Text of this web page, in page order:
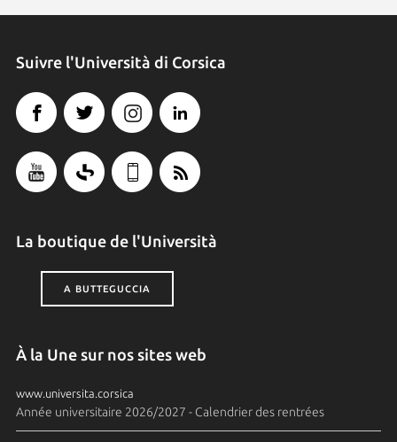
Suivre l'Università di Corsica
La boutique de l'Università
A BUTTEGUCCIA
À la Une sur nos sites web
www.universita.corsica
Année universitaire 2026/2027 - Calendrier des rentrées